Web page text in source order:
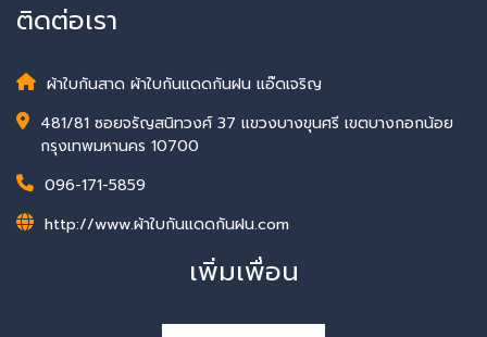
ติดต่อเรา
ผ้าใบกันสาด ผ้าใบกันแดดกันฝน แอ๊ดเจริญ
481/81 ซอยจรัญสนิทวงศ์ 37 แขวงบางขุนศรี เขตบางกอกน้อย
กรุงเทพมหานคร 10700
096-171-5859
http://www.ผ้าใบกันแดดกันฝน.com
เพิ่มเพื่อน